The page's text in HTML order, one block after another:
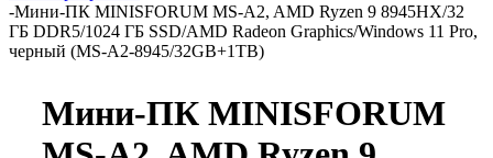
-Мини-ПК MINISFORUM MS-A2, AMD Ryzen 9 8945HX/32
ГБ DDR5/1024 ГБ SSD/AMD Radeon Graphics/Windows 11 Pro,
черный (MS-A2-8945/32GB+1TB)
Мини-ПК MINISFORUM